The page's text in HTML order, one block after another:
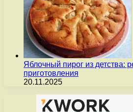
Яблочный пирог из детства:
приготовления
20.11.2025